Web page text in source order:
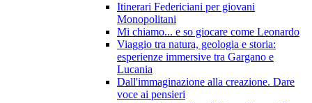
Itinerari Federiciani per giovani
Monopolitani
Mi chiamo... e so giocare come Leonardo
Viaggio tra natura, geologia e storia:
esperienze immersive tra Gargano e
Lucania
Dall'immaginazione alla creazione. Dare
voce ai pensieri